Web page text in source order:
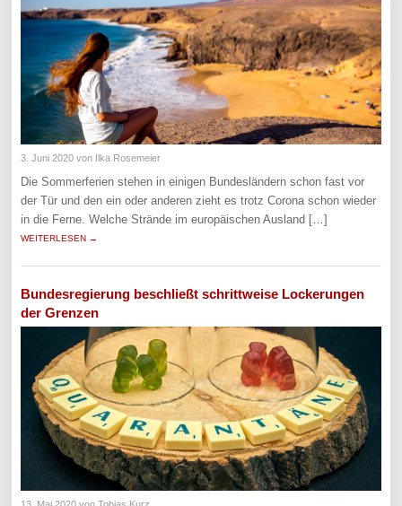
3. Juni 2020 von Ilka Rosemeier
Die Sommerferien stehen in einigen Bundesländern schon fast vor
der Tür und den ein oder anderen zieht es trotz Corona schon wieder
in die Ferne. Welche Strände im europäischen Ausland […]
WEITERLESEN →
Bundesregierung beschließt schrittweise Lockerungen
der Grenzen